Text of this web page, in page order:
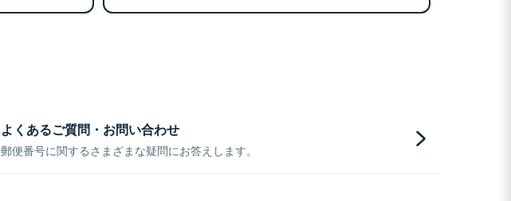
よくあるご質問・お問い合わせ
郵便番号に関するさまざまな疑問にお答えします。